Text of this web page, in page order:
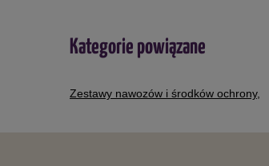
Kategorie powiązane
Zestawy nawozów i środków ochrony,